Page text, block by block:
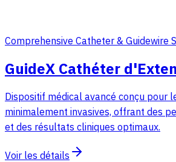
Comprehensive Catheter & Guidewire
GuideX Cathéter
Dispositif médical avancé conçu pour
minimalement invasives, offrant des
et des résultats cliniques optimaux.
Voir les détails